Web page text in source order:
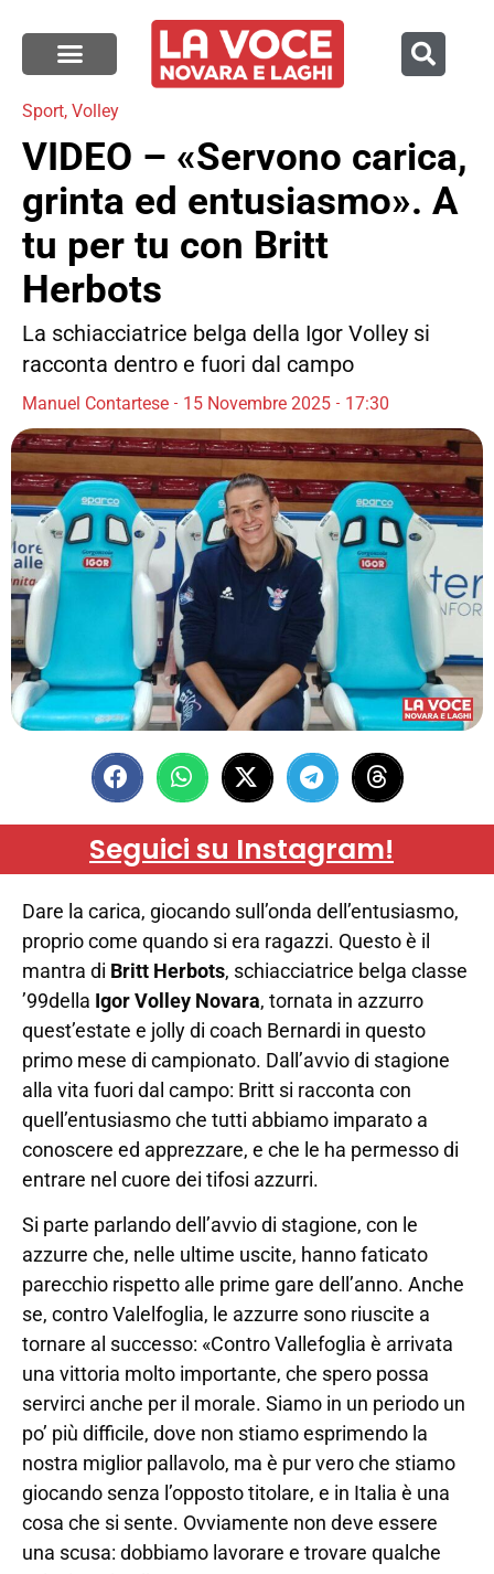
Sport, Volley
VIDEO – «Servono carica,
grinta ed entusiasmo». A
tu per tu con Britt
Herbots
La schiacciatrice belga della Igor Volley si
racconta dentro e fuori dal campo
Manuel Contartese 15 Novembre 2025 17:30
Seguici su Instagram!
Dare la carica, giocando sull’onda dell’entusiasmo,
proprio come quando si era ragazzi. Questo è il
mantra di Britt Herbots, schiacciatrice belga classe
’99della Igor Volley Novara, tornata in azzurro
quest’estate e jolly di coach Bernardi in questo
primo mese di campionato. Dall’avvio di stagione
alla vita fuori dal campo: Britt si racconta con
quell’entusiasmo che tutti abbiamo imparato a
conoscere ed apprezzare, e che le ha permesso di
entrare nel cuore dei tifosi azzurri.
Si parte parlando dell’avvio di stagione, con le
azzurre che, nelle ultime uscite, hanno faticato
parecchio rispetto alle prime gare dell’anno. Anche
se, contro Valelfoglia, le azzurre sono riuscite a
tornare al successo: «Contro Vallefoglia è arrivata
una vittoria molto importante, che spero possa
servirci anche per il morale. Siamo in un periodo un
po’ più difficile, dove non stiamo esprimendo la
nostra miglior pallavolo, ma è pur vero che stiamo
giocando senza l’opposto titolare, e in Italia è una
cosa che si sente. Ovviamente non deve essere
una scusa: dobbiamo lavorare e trovare qualche